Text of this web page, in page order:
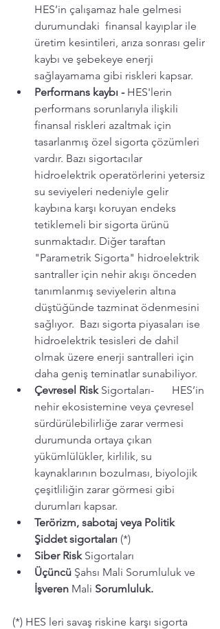
HES’in çalışamaz hale gelmesi
durumundaki  finansal kayıplar ile
üretim kesintileri, arıza sonrası gelir
kaybı ve şebekeye enerji
sağlayamama gibi riskleri kapsar.
Performans kaybı - HES'lerin
performans sorunlarıyla ilişkili
finansal riskleri azaltmak için
tasarlanmış özel sigorta çözümleri
vardır. Bazı sigortacılar
hidroelektrik operatörlerini yetersiz
su seviyeleri nedeniyle gelir
kaybına karşı koruyan endeks
tetiklemeli bir sigorta ürünü
sunmaktadır. Diğer taraftan
"Parametrik Sigorta" hidroelektrik
santraller için nehir akışı önceden
tanımlanmış seviyelerin altına
düştüğünde tazminat ödenmesini
sağlıyor.  Bazı sigorta piyasaları ise
hidroelektrik tesisleri de dahil
olmak üzere enerji santralleri için
daha geniş teminatlar sunabiliyor.
Çevresel Risk Sigortaları-	HES’in
nehir ekosistemine veya çevresel
sürdürülebilirliğe zarar vermesi
durumunda ortaya çıkan
yükümlülükler, kirlilik, su
kaynaklarının bozulması, biyolojik
çeşitliliğin zarar görmesi gibi
durumları kapsar.
Terörizm, sabotaj veya Politik
Şiddet sigortaları (*)
Siber Risk Sigortaları
Üçüncü Şahsı Mali Sorumluluk ve
İşveren Mali Sorumluluk.
(*) HES leri savaş riskine karşı sigorta